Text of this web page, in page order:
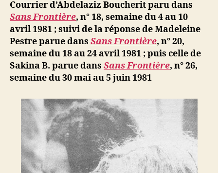
b
Courrier d’Abdelaziz Boucherit paru dans
Sans Frontière, n° 18, semaine du 4 au 10
avril 1981 ; suivi de la réponse de Madeleine
Pestre parue dans Sans Frontière, n° 20,
semaine du 18 au 24 avril 1981 ; puis celle de
Sakina B. parue dans Sans Frontière, n° 26,
semaine du 30 mai au 5 juin 1981